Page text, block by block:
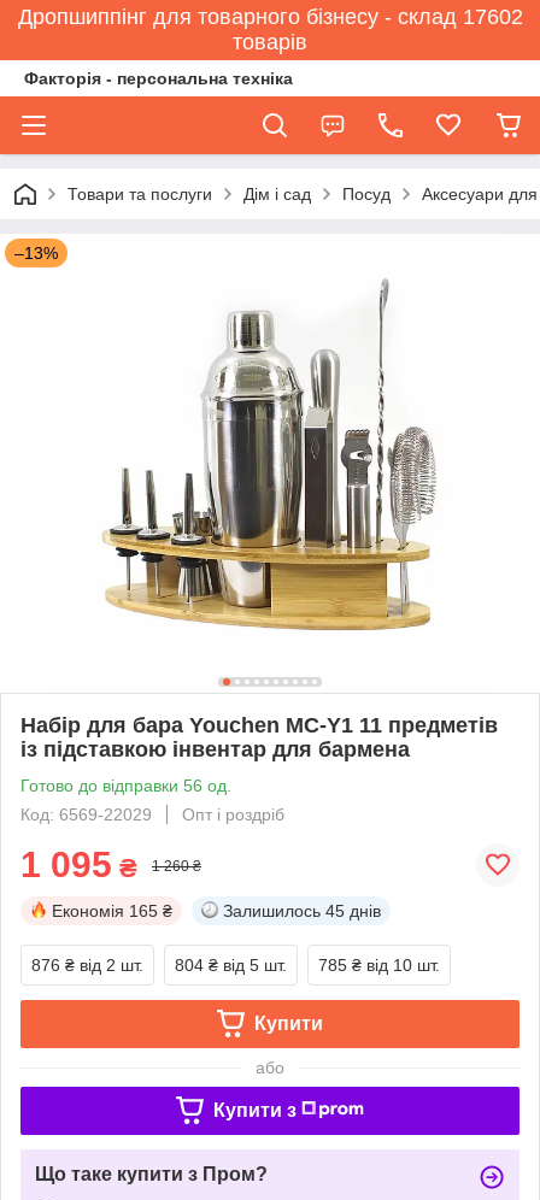
Дропшиппінг для товарного бізнесу - склад 17602
товарів
Факторія - персональна техніка
Товари та послуги Дім і сад Посуд Аксесуари
–13%
Набір для бара Youchen MC-Y1 11 предметів
із підставкою інвентар для бармена
Готово до відправки 56 од.
Код: 6569-22029
Опт і роздріб
1 095 ₴ 1 260 ₴
Економія 165 ₴ Залишилось 45 днів
876 ₴ від 2 шт. 804 ₴ від 5 шт. 785 ₴ від 10 шт.
Купити
або
Купити з
Що таке купити з Пром?